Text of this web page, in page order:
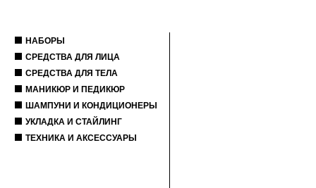
НАБОРЫ
СРЕДСТВА ДЛЯ ЛИЦА
СРЕДСТВА ДЛЯ ТЕЛА
МАНИКЮР И ПЕДИКЮР
ШАМПУНИ И КОНДИЦИОНЕРЫ
УКЛАДКА И СТАЙЛИНГ
ТЕХНИКА И АКСЕССУАРЫ